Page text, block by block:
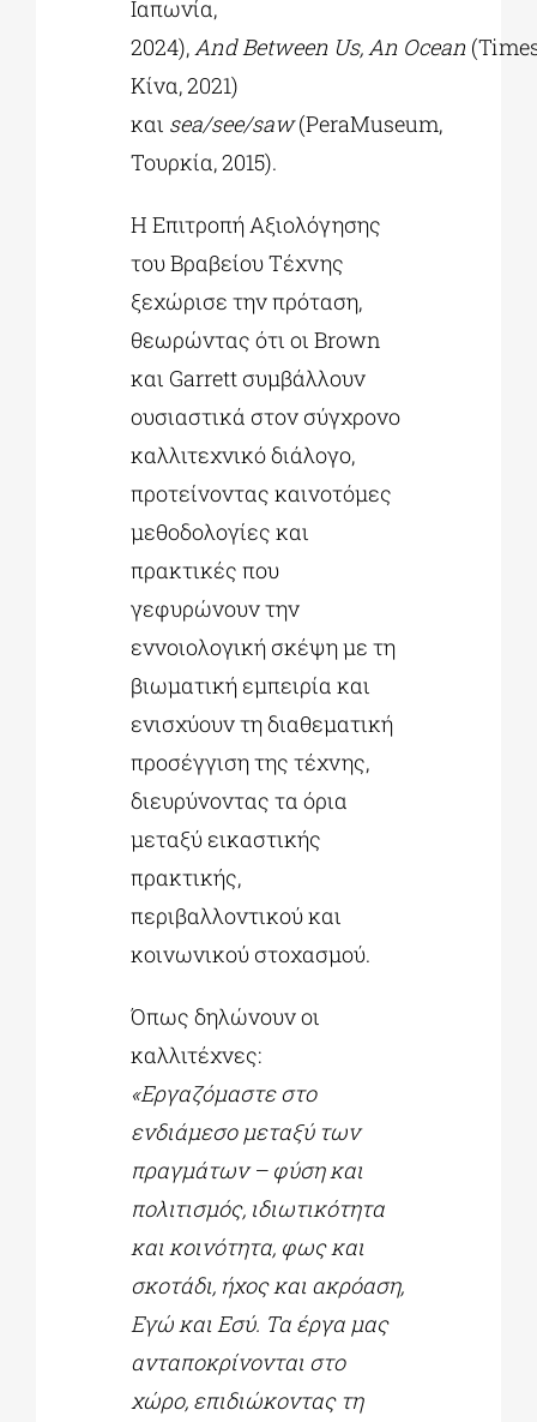
Ιαπωνία,
2024), And Between Us, An Ocean
Κίνα, 2021)
και sea/see/saw(PeraMuseum,
Τουρκία, 2015).
Η Επιτροπή Αξιολόγησης
του Βραβείου Τέχνης
ξεχώρισε την πρόταση,
θεωρώντας ότι οι Brown
και Garrett συμβάλλουν
ουσιαστικά στον σύγχρονο
καλλιτεχνικό διάλογο,
προτείνοντας καινοτόμες
μεθοδολογίες και
πρακτικές που
γεφυρώνουν την
εννοιολογική σκέψη με τη
βιωματική εμπειρία και
ενισχύουν τη διαθεματική
προσέγγιση της τέχνης,
διευρύνοντας τα όρια
μεταξύ εικαστικής
πρακτικής,
περιβαλλοντικού και
κοινωνικού στοχασμού.
Όπως δηλώνουν οι
καλλιτέχνες:
«Εργαζόμαστε στο
ενδιάμεσο μεταξύ των
πραγμάτων – φύση και
πολιτισμός, ιδιωτικότητα
και κοινότητα, φως και
σκοτάδι, ήχος και ακρόαση,
Εγώ και Εσύ. Τα έργα μας
ανταποκρίνονται στο
χώρο, επιδιώκοντας τη